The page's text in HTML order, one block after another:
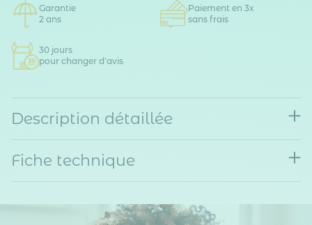
Garantie
2 ans
Paiement en 3x
sans frais
30 jours
pour changer d'avis
Description détaillée
Fiche technique